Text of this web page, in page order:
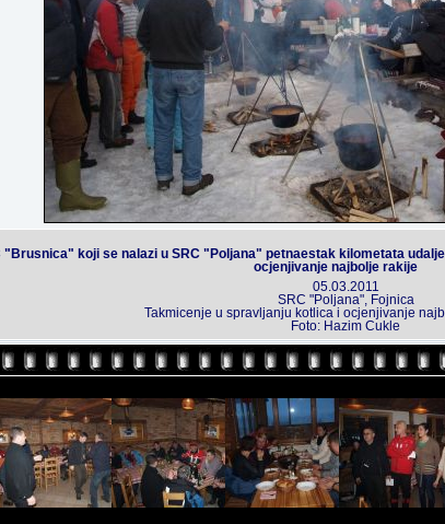
koji se nalazi u SRC "Poljana" petnaestak kilometata
ocjenjivanje najbolje rakije
05.03.2011
SRC "Poljana", Fojnica
Takmicenje u spravljanju kotlica i ocjenjivanje
Foto: Hazim Cukle